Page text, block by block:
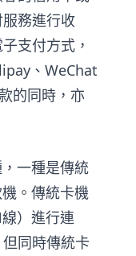
務進行收
支付方式，
、WeChat
的同時，亦
一種是傳統
。傳統卡機
）進行連
同時傳統卡